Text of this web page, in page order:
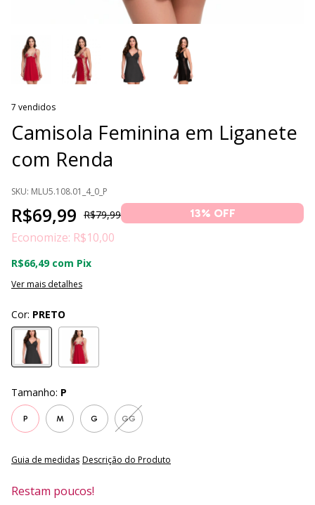
7 vendidos
Camisola Feminina em Liganete
com Renda
SKU: MLU5.108.01_4_0_P
R$69,99 R$79,99 13% OFF
Economize: R$10,00
R$66,49 com Pix
Ver mais detalhes
Cor: PRETO
Tamanho: P
P M G GG
Guia de medidas Descrição do Produto
Restam poucos!